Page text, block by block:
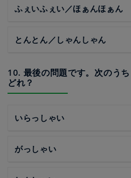
ふぇいふぇい／ほぁんほぁん
とんとん／しゃんしゃん
10. 最後の問題です。次のう
どれ？
いらっしゃい
がっしゃい